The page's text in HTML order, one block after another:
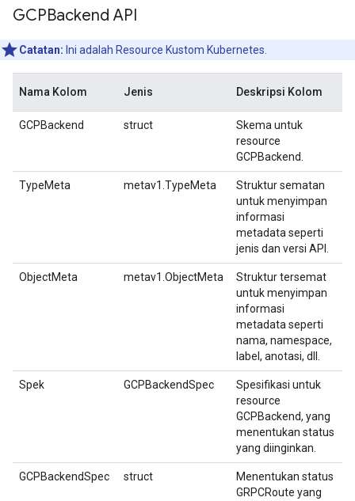
GCPBackend API
Catatan: Ini adalah Resource Kustom Kubernetes.
Nama Kolom Jenis Deskripsi Kolom
GCPBackend struct
Skema untuk
resource
GCPBackend.
TypeMeta metav1.TypeMeta
Struktur sematan
untuk menyimpan
informasi
metadata seperti
jenis dan versi API.
ObjectMeta metav1.ObjectMeta
Struktur tersemat
untuk menyimpan
informasi
metadata seperti
nama, namespace,
label, anotasi, dll.
Spek GCPBackendSpec
Spesifikasi untuk
resource
GCPBackend, yang
menentukan status
yang diinginkan.
GCPBackendSpec struct
Menentukan status
GRPCRoute yang